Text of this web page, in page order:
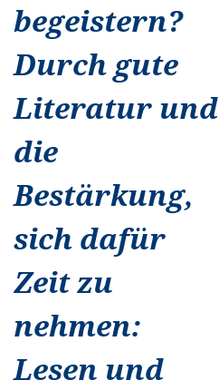
begeistern?
Durch gute
Literatur und
die
Bestärkung,
sich dafür
Zeit zu
nehmen:
Lesen und